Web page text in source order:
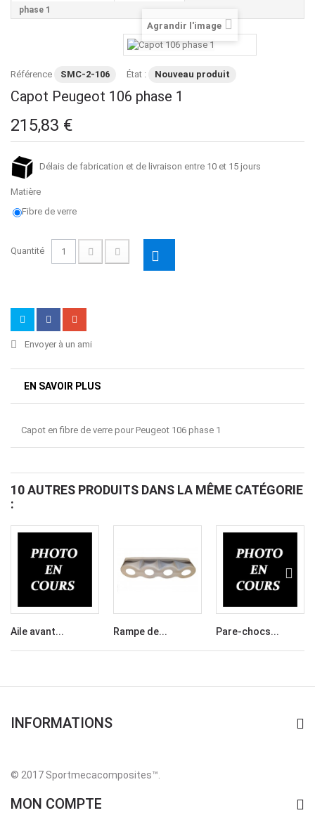
phase 1
Agrandir l'image
Référence SMC-2-106 État : Nouveau produit
Capot Peugeot 106 phase 1
215,83 €
Délais de fabrication et de livraison entre 10 et 15 jours
Matière
Fibre de verre
Quantité
Envoyer à un ami
EN SAVOIR PLUS
Capot en fibre de verre pour Peugeot 106 phase 1
10 AUTRES PRODUITS DANS LA MÊME CATÉGORIE
:
Aile avant... Rampe de... Pare-chocs...
INFORMATIONS
© 2017 Sportmecacomposites™
MON COMPTE